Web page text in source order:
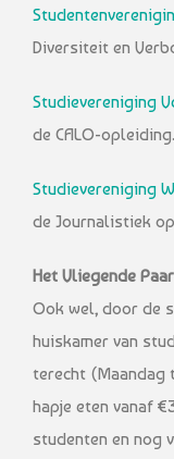
Diversiteit en
Studievereniging
de CALO-opleiding.
Studievereniging
de Journalistiek
Het Vliegende
Ook wel, door de
huiskamer van
terecht (Maandag
hapje eten vanaf
studenten en nog